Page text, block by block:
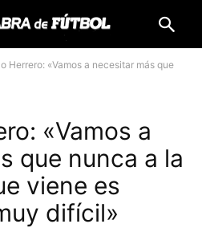
Herrero: «Vamos a necesitar más que
«Vamos a
que nunca a la
viene es
difícil»